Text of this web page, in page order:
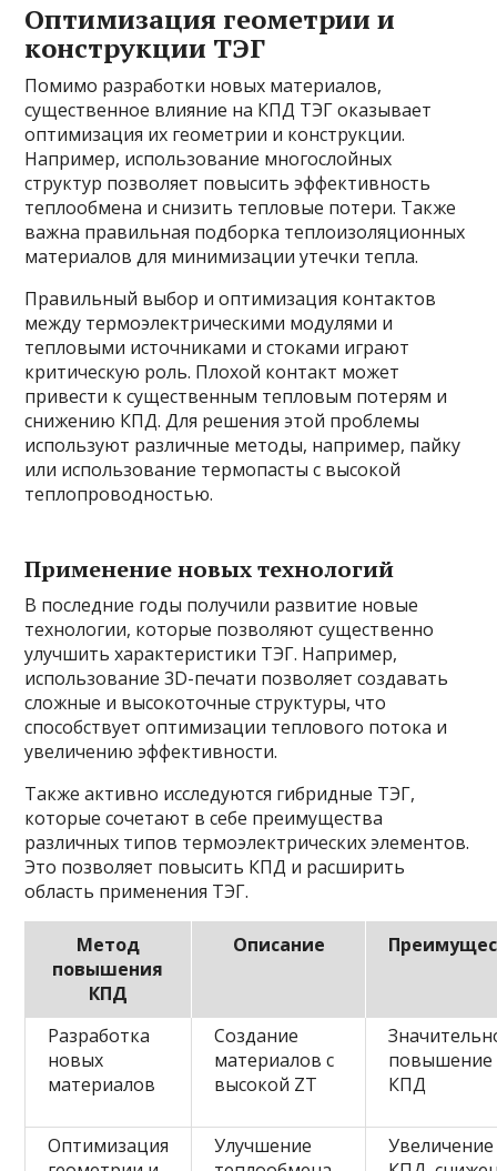
Оптимизация геометрии и
конструкции ТЭГ
Помимо разработки новых материалов,
существенное влияние на КПД ТЭГ оказывает
оптимизация их геометрии и конструкции.
Например, использование многослойных
структур позволяет повысить эффективность
теплообмена и снизить тепловые потери. Также
важна правильная подборка теплоизоляционных
материалов для минимизации утечки тепла.
Правильный выбор и оптимизация контактов
между термоэлектрическими модулями и
тепловыми источниками и стоками играют
критическую роль. Плохой контакт может
привести к существенным тепловым потерям и
снижению КПД. Для решения этой проблемы
используют различные методы, например, пайку
или использование термопасты с высокой
теплопроводностью.
Применение новых технологий
В последние годы получили развитие новые
технологии, которые позволяют существенно
улучшить характеристики ТЭГ. Например,
использование 3D-печати позволяет создавать
сложные и высокоточные структуры, что
способствует оптимизации теплового потока и
увеличению эффективности.
Также активно исследуются гибридные ТЭГ,
которые сочетают в себе преимущества
различных типов термоэлектрических элементов.
Это позволяет повысить КПД и расширить
область применения ТЭГ.
Метод
повышения
КПД
Описание
Разработка
новых
материалов
Создание
материалов с
высокой ZT
повышение
КПД
Оптимизация
Улучшение
Увеличение